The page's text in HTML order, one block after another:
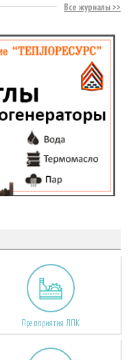
Все журналы
Предприятия ЛПК